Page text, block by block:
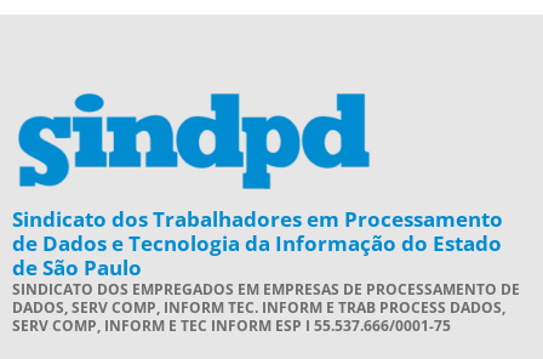
Sindicato dos Trabalhadores em Processamento
de Dados e Tecnologia da Informação do Estado
de São Paulo
SINDICATO DOS EMPREGADOS EM EMPRESAS DE PROCESSAMENTO DE
DADOS, SERV COMP, INFORM TEC. INFORM E TRAB PROCESS DADOS,
SERV COMP, INFORM E TEC INFORM ESP I 55.537.666/0001-75